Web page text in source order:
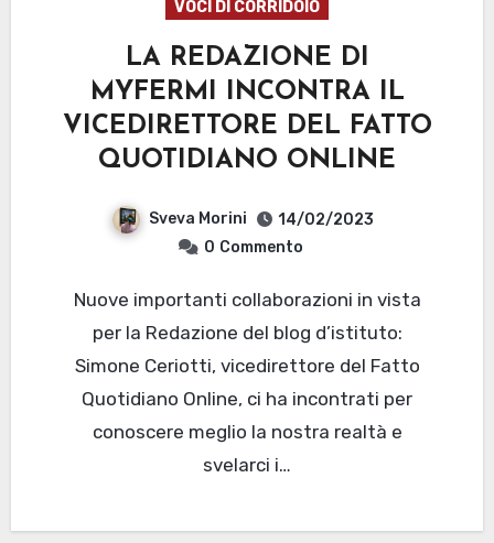
VOCI DI CORRIDOIO
LA REDAZIONE DI
MYFERMI INCONTRA IL
VICEDIRETTORE DEL FATTO
QUOTIDIANO ONLINE
Sveva Morini
14/02/2023
0 Commento
Nuove importanti collaborazioni in vista
per la Redazione del blog d’istituto:
Simone Ceriotti, vicedirettore del Fatto
Quotidiano Online, ci ha incontrati per
conoscere meglio la nostra realtà e
svelarci i…